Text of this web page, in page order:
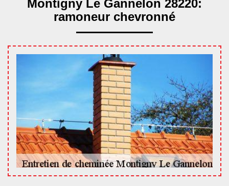
Montigny Le Gannelon 28220:
ramoneur chevronné